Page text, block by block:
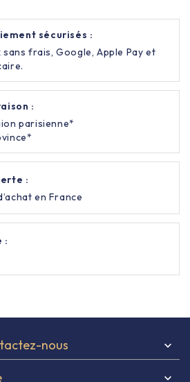
sécurisés :
sans frais, Google, Apple Pay et
:
parisienne*
:
en France
:
nous 
